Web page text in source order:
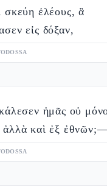
σκεύη ἐλέους, ἃ
εἰς δόξαν,
ἡμᾶς οὐ
ἀλλὰ καὶ ἐξ